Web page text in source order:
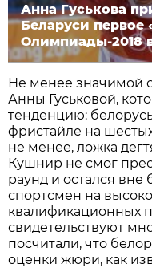
Анна Гуськова
Беларуси первое
Олимпиады-2018
Не менее значимой
Анны Гуськовой,
тенденцию:
фристайле на
не менее, ложка
Кушнир не смог
раунд и остался
спортсмен на
квалификационных
свидетельствуют
посчитали, что
оценки жюри, как